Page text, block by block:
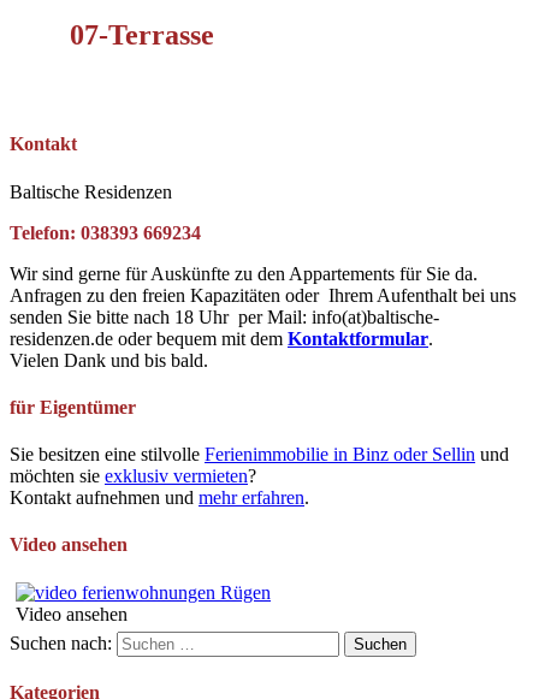
07-Terrasse
Kontakt
Baltische Residenzen
Telefon: 038393 669234
Wir sind gerne für Auskünfte zu den Appartements für Sie da.
Anfragen zu den freien Kapazitäten oder Ihrem Aufenthalt bei uns
senden Sie bitte nach 18 Uhr per Mail: info(at)baltische-
residenzen.de oder bequem mit dem Kontaktformular.
Vielen Dank und bis bald.
für Eigentümer
Sie besitzen eine stilvolle Ferienimmobilie in Binz oder Sellin und
möchten sie exklusiv vermieten?
Kontakt aufnehmen und mehr erfahren.
Video ansehen
Video ansehen
Suchen nach:
Kategorien